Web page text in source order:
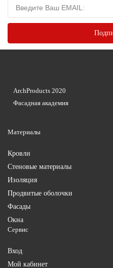
Материалы
Кровли
Стеновые материалы
Изоляция
Продвитые оболочки
Фасады
Окна
Сервис
Вход
Мой кабинет
ArchProducts 2020
Фасадная академия